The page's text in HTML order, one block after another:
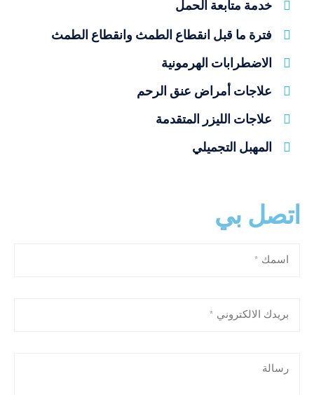
خدمة متابعة الحمل
فترة ما قبل انقطاع الطمث وانقطاع الطمث
الاضطرابات الهرمونية
علاجات أمراض عنق الرحم
علاجات الليزر المتقدمة
المهبل التجميلي
اتصل بي